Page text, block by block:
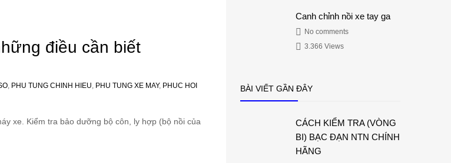
điều cần biết
, PHU TUNG CHINH HIEU, PHU TUNG XE MAY, PHUC HOI
xe. Kiểm tra bảo dưỡng bộ côn, ly hợp (bộ nồi của
Canh chỉnh nồi xe tay ga
No comments
3.366 Views
BÀI VIẾT GẦN ĐÂY
CÁCH KIỂM TRA (VÒNG
BI) BẠC ĐẠN NTN CHÍNH
HÃNG